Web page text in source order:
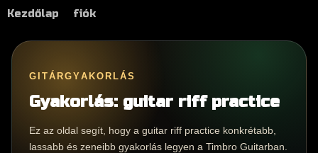
Kezdőlap fiók
GITÁRGYAKORLÁS
Gyakorlás: guitar riff practice
Ez az oldal segít, hogy a guitar riff practice konkrétabb,
lassabb és zeneibb gyakorlás legyen a Timbro Guitarban.